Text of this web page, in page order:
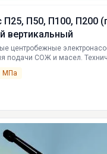
П25, П50, П100, П200
вертикальный
центробежные
подачи СОЖ и масел.
МПа